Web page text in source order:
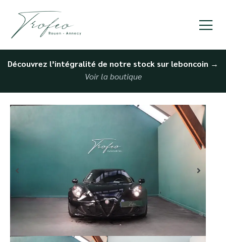
Découvrez l’intégralité de notre stock sur leboncoin →
Voir la boutique